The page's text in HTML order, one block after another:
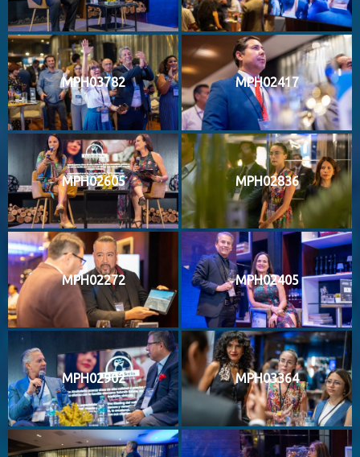
MPH03782 MPH02417
MPH02605 MPH02836
MPH02272 MPH02405
MPH02902 MPH03364